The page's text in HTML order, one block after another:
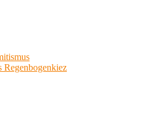
Regenbogenkiez